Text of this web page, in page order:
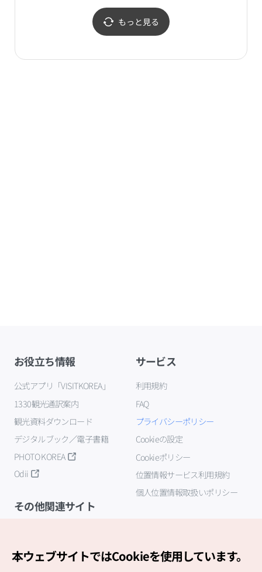
ン（東大門）店(데무 현
대아울렛 동대문점)
점)
もっと見る
お役立ち情報
公式アプリ「VISITKOREA」
1330観光通訳案内
観光資料ダウンロード
デジタルブック／電子書籍
PHOTO KOREA
Odii
サービス
利用規約
FAQ
プライバシーポリシー
Cookieの設定
Cookieポリシー
位置情報サービス利用規約
個人位置情報取扱いポリシー
その他関連サイト
本ウェブサイトではCookieを使用しています。